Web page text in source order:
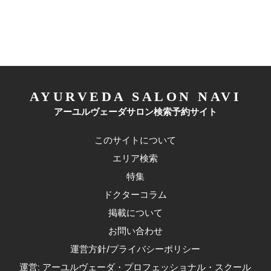
AYURVEDA SALON NAVI
アーユルヴェーダサロン検索予約サイト
このサイトについて
エリア検索
特集
ドクターコラム
掲載について
お問い合わせ
運営方針/プライバシーポリシー
運営: アーユルヴェーダ・プロフェッショナル・スクール